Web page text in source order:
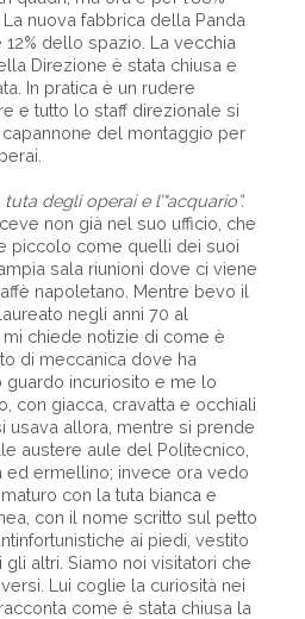
nuova fabbrica della Panda
dello spazio. La vecchia
Direzione è stata chiusa e
In pratica è un rudere
e tutto lo staff direzionale si
del montaggio per
degli operai e l’"acquario”.
non già nel suo ufficio, che
piccolo come quelli dei suoi
sala riunioni dove ci viene
napoletano. Mentre bevo il
negli anni 70 al
chiede notizie di come è
di meccanica dove ha
guardo incuriosito e me lo
con giacca, cravatta e occhiali
usava allora, mentre si prende
austere aule del Politecnico,
ed ermellino; invece ora vedo
con la tuta bianca e
con il nome scritto sul petto
ai piedi, vestito
altri. Siamo noi visitatori che
Lui coglie la curiosità nei
come è stata chiusa la